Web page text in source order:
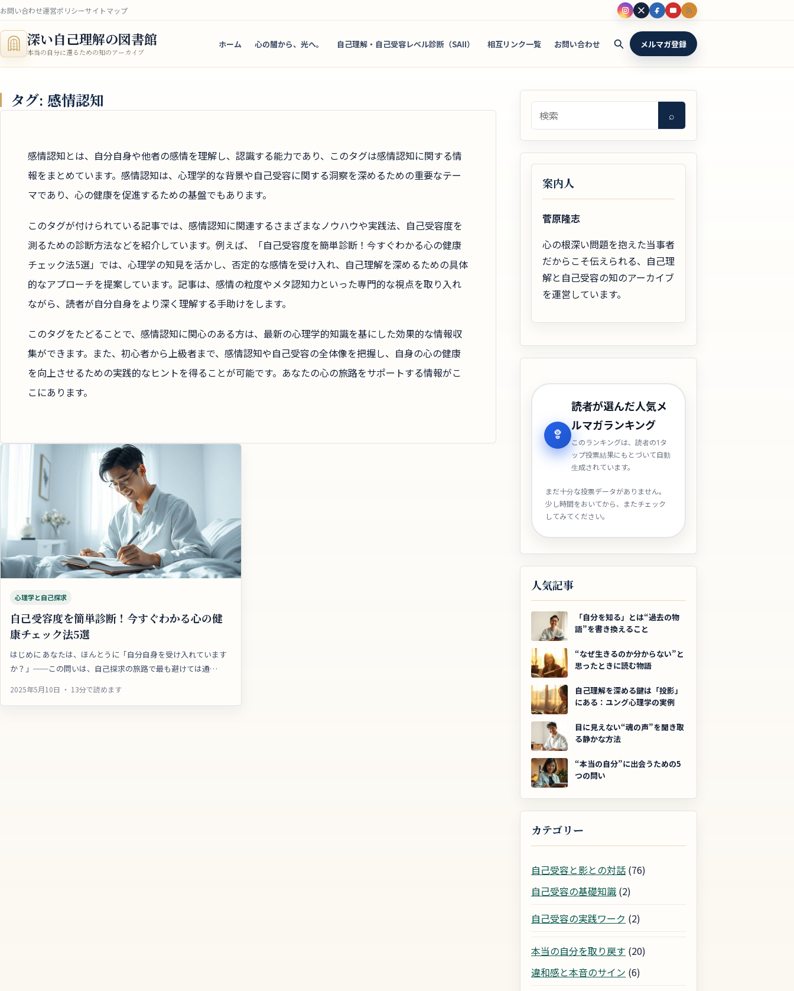
お問い合わせ運営ポリシーサイトマップ
深い自己理解の図書館
本当の自分に還るための知のアーカイブ
ホーム 心の闇から、光へ。 自己理解・自己受容レベル診断（SAII） 相互リンク一覧 お問い合わせ メルマガ登録
タグ: 感情認知
感情認知とは、自分自身や他者の感情を理解し、認識する能力であり、このタグは感情認知に関する情
報をまとめています。感情認知は、心理学的な背景や自己受容に関する洞察を深めるための重要なテー
マであり、心の健康を促進するための基盤でもあります。
このタグが付けられている記事では、感情認知に関連するさまざまなノウハウや実践法、自己受容度を
測るための診断方法などを紹介しています。例えば、「自己受容度を簡単診断！今すぐわかる心の健康
チェック法5選」では、心理学の知見を活かし、否定的な感情を受け入れ、自己理解を深めるための具体
的なアプローチを提案しています。記事は、感情の粒度やメタ認知力といった専門的な視点を取り入れ
ながら、読者が自分自身をより深く理解する手助けをします。
このタグをたどることで、感情認知に関心のある方は、最新の心理学的知識を基にした効果的な情報収
集ができます。また、初心者から上級者まで、感情認知や自己受容の全体像を把握し、自身の心の健康
を向上させるための実践的なヒントを得ることが可能です。あなたの心の旅路をサポートする情報がこ
こにあります。
心理学と自己探求
自己受容度を簡単診断！今すぐわかる心の健
康チェック法5選
はじめに あなたは、ほんとうに「自分自身を受け入れています
か？」──この問いは、自己探求の旅路で最も避けては通…
2025年5月10日 ・ 13分で読めます
検索 ⌕
案内人
菅原隆志
心の根深い問題を抱えた当事者
だからこそ伝えられる、自己理
解と自己受容の知のアーカイブ
を運営しています。
読者が選んだ人気メ
ルマガランキング
このランキングは、読者の1タ
ップ投票結果にもとづいて自動
生成されています。
まだ十分な投票データがありません。
少し時間をおいてから、またチェック
してみてください。
人気記事
「自分を知る」とは“過去の物
語”を書き換えること
“なぜ生きるのか分からない”と
思ったときに読む物語
自己理解を深める鍵は「投影」
にある：ユング心理学の実例
目に見えない“魂の声”を聞き取
る静かな方法
“本当の自分”に出会うための5
つの問い
カテゴリー
自己受容と影との対話 (76)
自己受容の基礎知識 (2)
自己受容の実践ワーク (2)
本当の自分を取り戻す (20)
違和感と本音のサイン (6)